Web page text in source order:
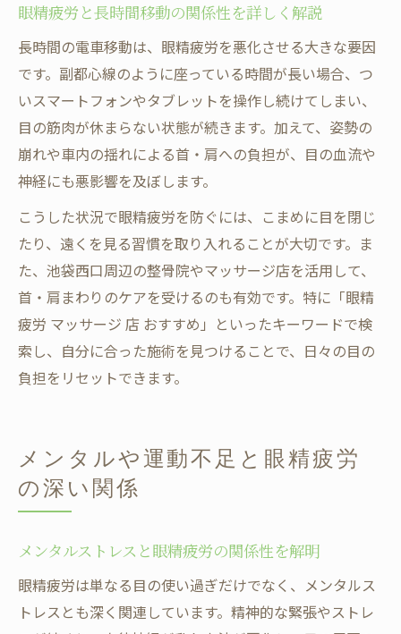
眼精疲労と長時間移動の関係性を詳しく解説
長時間の電車移動は、眼精疲労を悪化させる大きな要因
です。副都心線のように座っている時間が長い場合、つ
いスマートフォンやタブレットを操作し続けてしまい、
目の筋肉が休まらない状態が続きます。加えて、姿勢の
崩れや車内の揺れによる首・肩への負担が、目の血流や
神経にも悪影響を及ぼします。
こうした状況で眼精疲労を防ぐには、こまめに目を閉じ
たり、遠くを見る習慣を取り入れることが大切です。ま
た、池袋西口周辺の整骨院やマッサージ店を活用して、
首・肩まわりのケアを受けるのも有効です。特に「眼精
疲労 マッサージ 店 おすすめ」といったキーワードで検
索し、自分に合った施術を見つけることで、日々の目の
負担をリセットできます。
メンタルや運動不足と眼精疲労
の深い関係
メンタルストレスと眼精疲労の関係性を解明
眼精疲労は単なる目の使い過ぎだけでなく、メンタルス
トレスとも深く関連しています。精神的な緊張やストレ